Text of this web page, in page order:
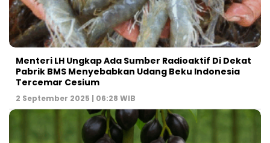
Menteri LH Ungkap Ada Sumber Radioaktif Di Dekat
Pabrik BMS Menyebabkan Udang Beku Indonesia
Tercemar Cesium
2 September 2025 | 06:28 WIB